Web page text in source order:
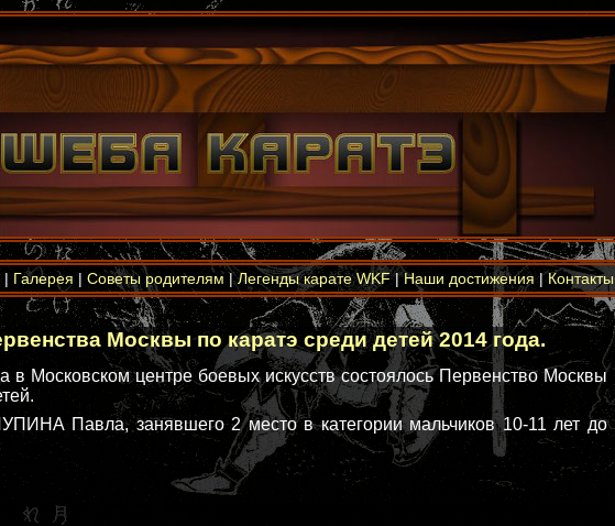
| Галерея | Советы родителям |Легенды карате WKF|Наши достижения|Контакты
Москвы по каратэ среди детей 2014 года.
в Московском центре боевых искусств состоялось Первенство Москвы
Павла, занявшего 2 место в категории мальчиков 10-11 лет до